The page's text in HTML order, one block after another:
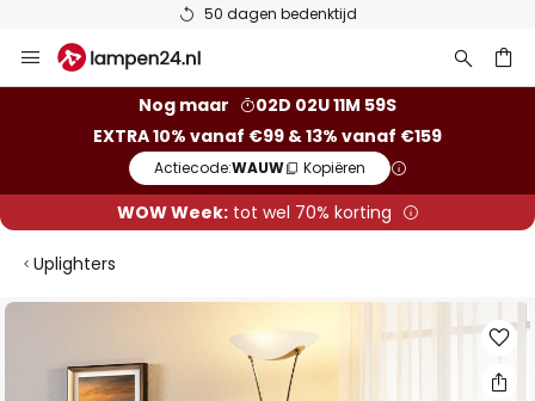
50 dagen bedenktijd
naar
Nog maar
02D 02U 11M 58S
EXTRA 10% vanaf €99 & 13% vanaf €159
Actiecode:WAUW Kopiëren
WOW Week:tot wel 70% korting
Uplighters
Ga